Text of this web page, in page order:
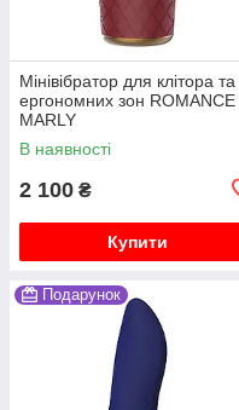
Мінівібратор для клітора та
ергономних зон ROMANCE
MARLY
В наявності
2 100 ₴
Купити
Подарунок